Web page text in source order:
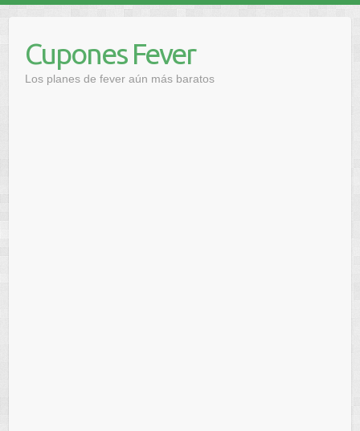
contenidoCupones Fever
Los planes de fever aún más baratos